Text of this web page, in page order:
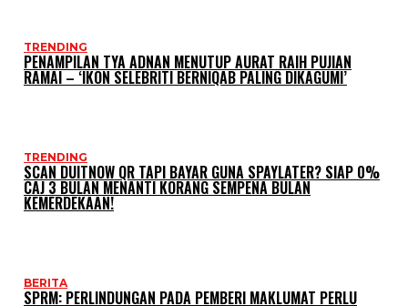
TRENDING
PENAMPILAN TYA ADNAN MENUTUP AURAT RAIH PUJIAN
RAMAI – ‘IKON SELEBRITI BERNIQAB PALING DIKAGUMI’
TRENDING
SCAN DUITNOW QR TAPI BAYAR GUNA SPAYLATER? SIAP 0%
CAJ 3 BULAN MENANTI KORANG SEMPENA BULAN
KEMERDEKAAN!
BERITA
SPRM: PERLINDUNGAN PADA PEMBERI MAKLUMAT PERLU